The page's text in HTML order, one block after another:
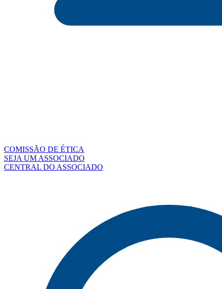
COMISSÃO DE ÉTICA
SEJA UM ASSOCIADO
CENTRAL DO ASSOCIADO